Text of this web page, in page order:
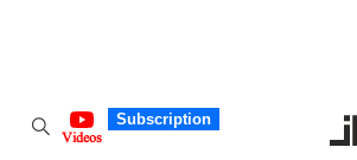
Subscription
Videos